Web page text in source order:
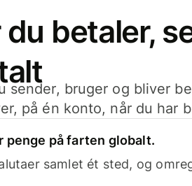
du betaler,
sender, bruger og bliver
på én konto, når du har
penge på farten globalt.
samlet ét sted, og